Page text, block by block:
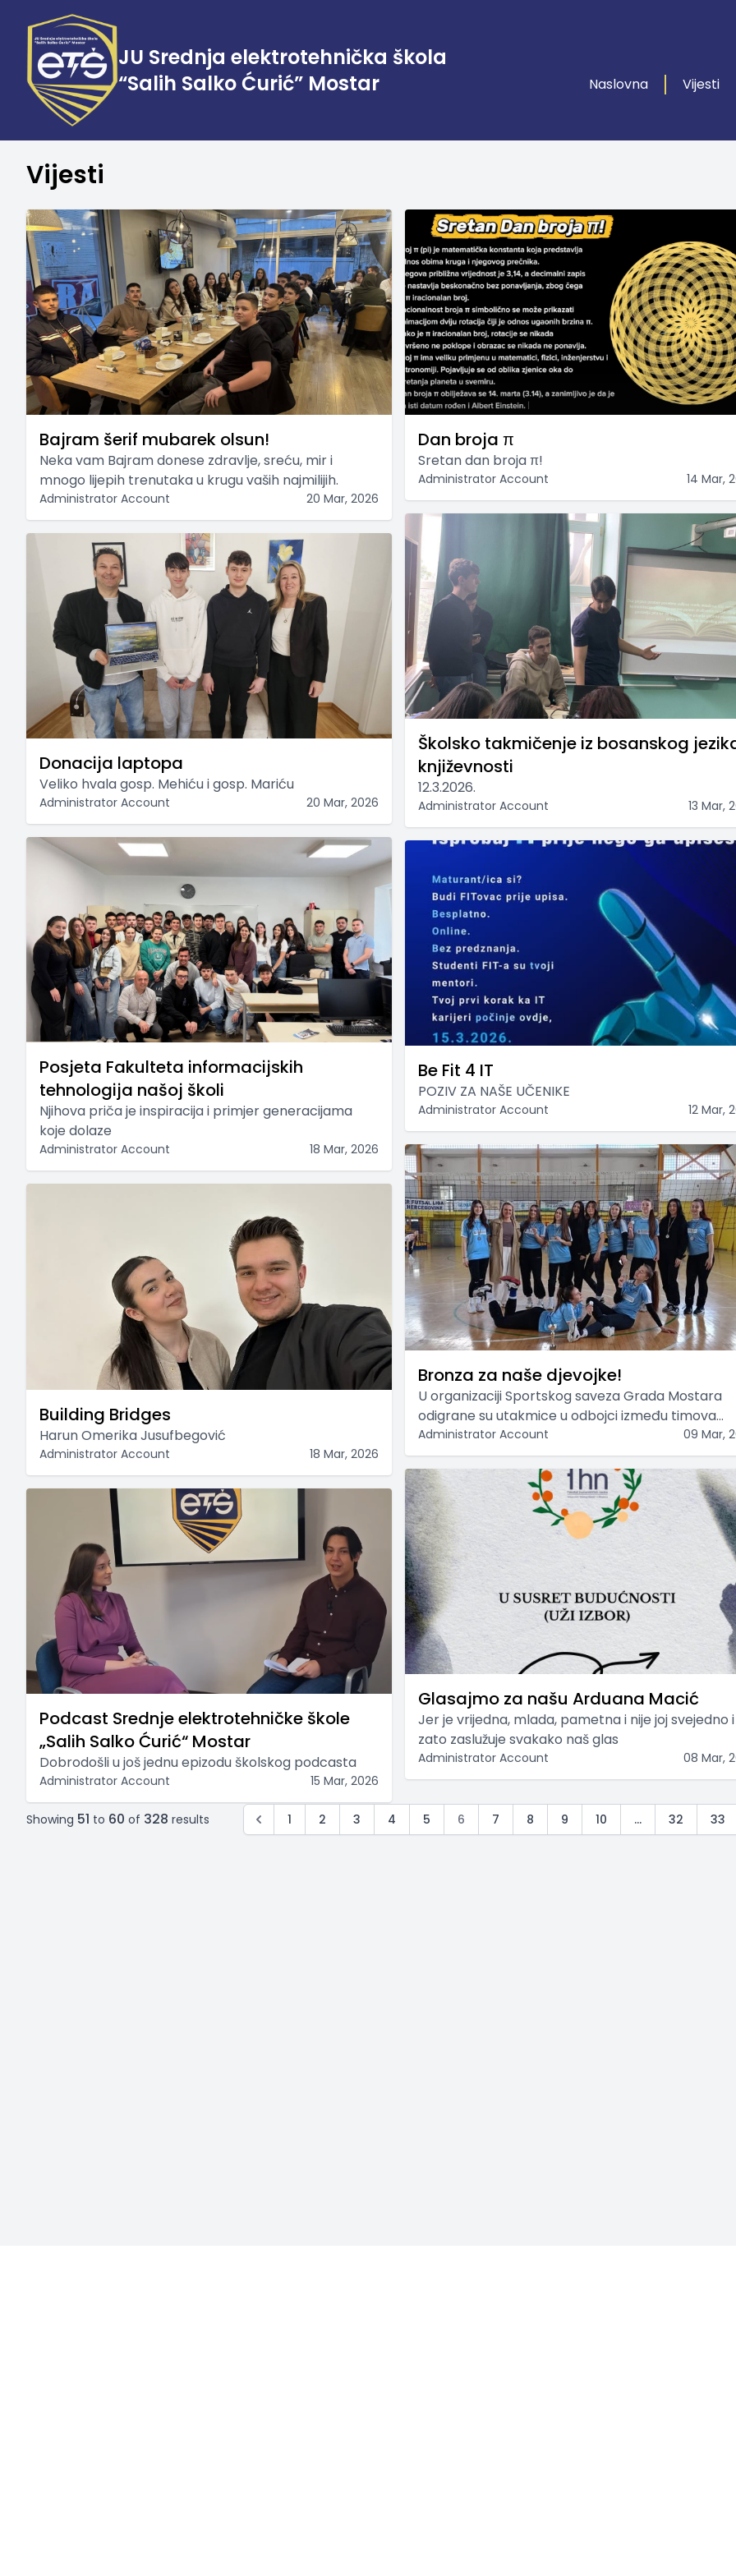
JU Srednja elektrotehnička škola
“Salih Salko Ćurić” Mostar
Naslovna Vijesti
Vijesti
Bajram šerif mubarek olsun!
Neka vam Bajram donese zdravlje, sreću, mir i
mnogo lijepih trenutaka u krugu vaših najmilijih.
Administrator Account 20 Mar, 2026
Donacija laptopa
Veliko hvala gosp. Mehiću i gosp. Mariću
Administrator Account 20 Mar, 2026
Posjeta Fakulteta informacijskih
tehnologija našoj školi
Njihova priča je inspiracija i primjer generacijama
koje dolaze
Administrator Account 18 Mar, 2026
Building Bridges
Harun Omerika Jusufbegović
Administrator Account 18 Mar, 2026
Podcast Srednje elektrotehničke škole
„Salih Salko Ćurić“ Mostar
Dobrodošli u još jednu epizodu školskog podcasta
Administrator Account 15 Mar, 2026
Dan broja π
Sretan dan broja π!
Administrator Account 14 Mar,
Školsko takmičenje iz bosanskog
književnosti
12.3.2026.
Administrator Account 13 Mar,
Be Fit 4 IT
POZIV ZA NAŠE UČENIKE
Administrator Account 12 Mar,
Bronza za naše djevojke!
U organizaciji Sportskog saveza Grada Mostara
odigrane su utakmice u odbojci između timova
učenica srednjih škola.
Administrator Account 09 Mar,
Glasajmo za našu Arduana Macić
Jer je vrijedna, mlada, pametna i nije joj svejedno i
zato zaslužuje svakako naš glas
Administrator Account 08 Mar,
Showing 51 to 60 of 328 results 1 2 3 4 5 6 7 8 9 10 ... 32 33